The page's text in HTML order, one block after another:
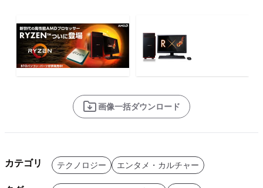
画像一括ダウンロード
カテゴリ テクノロジー エンタメ・カルチャー